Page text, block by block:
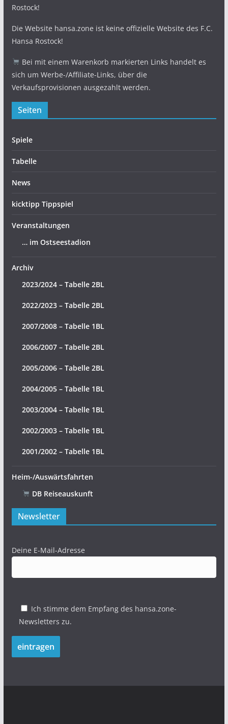
Rostock!
Die Website hansa.zone ist keine offizielle Website des F.C.
Hansa Rostock!
Bei mit einem Warenkorb markierten Links handelt es
sich um Werbe-/Affiliate-Links, über die
Verkaufsprovisionen ausgezahlt werden.
Seiten
Spiele
Tabelle
News
kicktipp Tippspiel
Veranstaltungen
… im Ostseestadion
Archiv
2023/2024 – Tabelle 2BL
2022/2023 – Tabelle 2BL
2007/2008 – Tabelle 1BL
2006/2007 – Tabelle 2BL
2005/2006 – Tabelle 2BL
2004/2005 – Tabelle 1BL
2003/2004 – Tabelle 1BL
2002/2003 – Tabelle 1BL
2001/2002 – Tabelle 1BL
Heim-/Auswärtsfahrten
DB Reiseauskunft
Newsletter
Deine E-Mail-Adresse
Ich stimme dem Empfang des hansa.zone-
Newsletters zu.